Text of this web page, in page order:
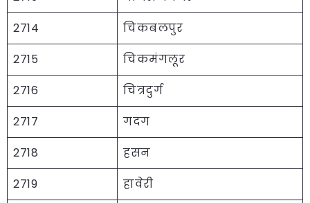
2714
चिकबलपुर
2715
चिकमंगलूर
2716
चित्रदुर्ग
2717
गदग
2718
हसन
2719
हावेरी